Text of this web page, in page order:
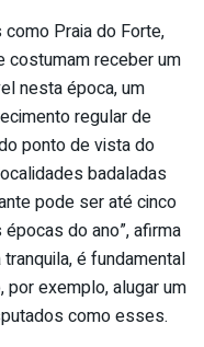
Praia do Forte,
costumam receber um
nesta época, um
regular de
ponto de vista do
badaladas
pode ser até cinco
do ano”, afirma
é fundamental
exemplo, alugar um
como esses.